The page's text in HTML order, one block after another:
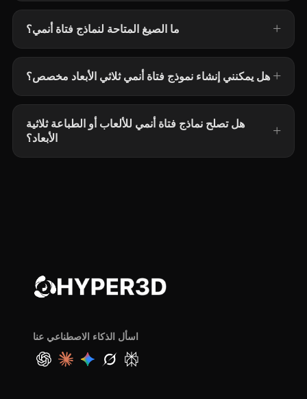
ما الصيغ المتاحة لنماذج فتاة أنمي؟
هل يمكنني إنشاء نموذج فتاة أنمي ثلاثي الأبعاد مخصص؟
هل تصلح نماذج فتاة أنمي للألعاب أو الطباعة ثلاثية
الأبعاد؟
اسأل الذكاء الاصطناعي عنا